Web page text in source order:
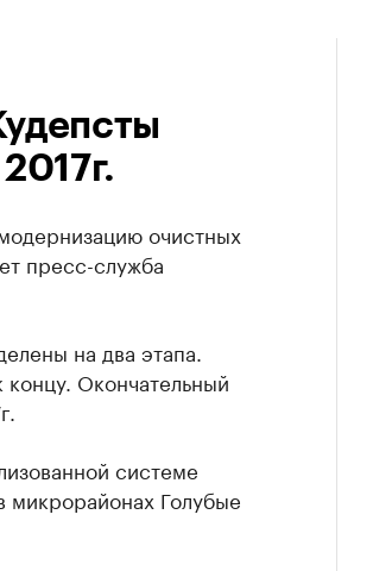
очистных
пресс-служба
на два этапа.
Окончательный
системе
микрорайонах Голубые